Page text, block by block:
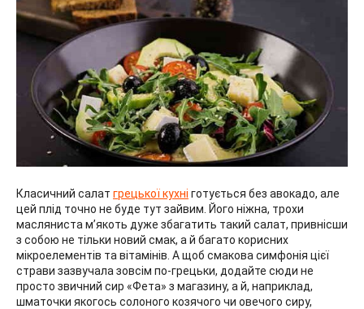
Класичний салат грецької кухні готується без авокадо, але
цей плід точно не буде тут зайвим. Його ніжна, трохи
масляниста м’якоть дуже збагатить такий салат, привнісши
з собою не тільки новий смак, а й багато корисних
мікроелементів та вітамінів. А щоб смакова симфонія цієї
страви зазвучала зовсім по-грецьки, додайте сюди не
просто звичний сир «Фета» з магазину, а й, наприклад,
шматочки якогось солоного козячого чи овечого сиру,